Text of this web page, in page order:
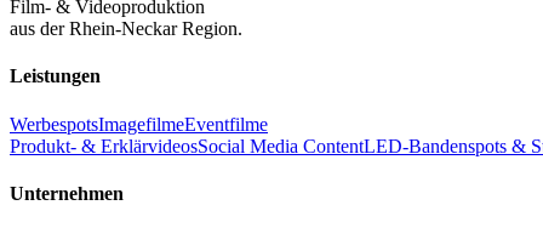
Film- & Videoproduktion
aus der Rhein-Neckar Region.
Leistungen
WerbespotsImagefilmeEventfilme
Produkt- & ErklärvideosSocial Media ContentLED-Bandenspots &
Unternehmen